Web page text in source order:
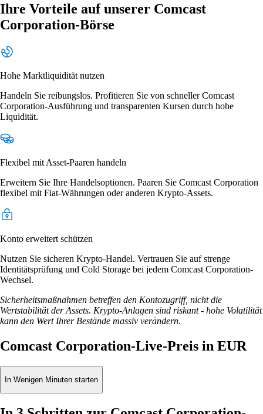
Ihre Vorteile auf unserer Comcast
Corporation-Börse
Hohe Marktliquidität nutzen
Handeln Sie reibungslos. Profitieren Sie von schneller Comcast
Corporation-Ausführung und transparenten Kursen durch hohe
Liquidität.
Flexibel mit Asset-Paaren handeln
Erweitern Sie Ihre Handelsoptionen. Paaren Sie Comcast Corporation
flexibel mit Fiat-Währungen oder anderen Krypto-Assets.
Konto erweitert schützen
Nutzen Sie sicheren Krypto-Handel. Vertrauen Sie auf strenge
Identitätsprüfung und Cold Storage bei jedem Comcast Corporation-
Wechsel.
Sicherheitsmaßnahmen betreffen den Kontozugriff, nicht die
Wertstabilität der Assets. Krypto-Anlagen sind riskant - hohe Volatilität
kann den Wert Ihrer Bestände massiv verändern.
Comcast Corporation-Live-Preis in EUR
In Wenigen Minuten starten